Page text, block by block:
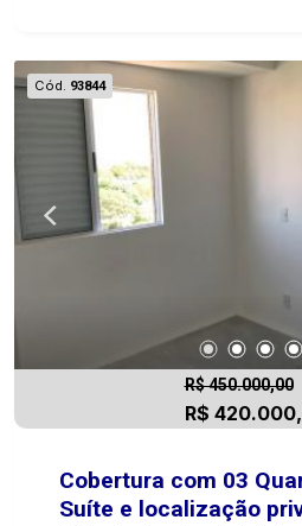
com salão de festas e piscina!
privilegiada, na vila Aviação ,
restaurantes, mercado,
poucos minutos de
ótimo deslocamento para
central. Entre em contato agora mesmo e agende
sua visita! 14 99721-948
Cód. 93844
R$ 450.000,00
R$
Cobertura com 03
Suíte e localização